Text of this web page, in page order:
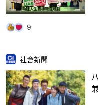
9
社會新聞